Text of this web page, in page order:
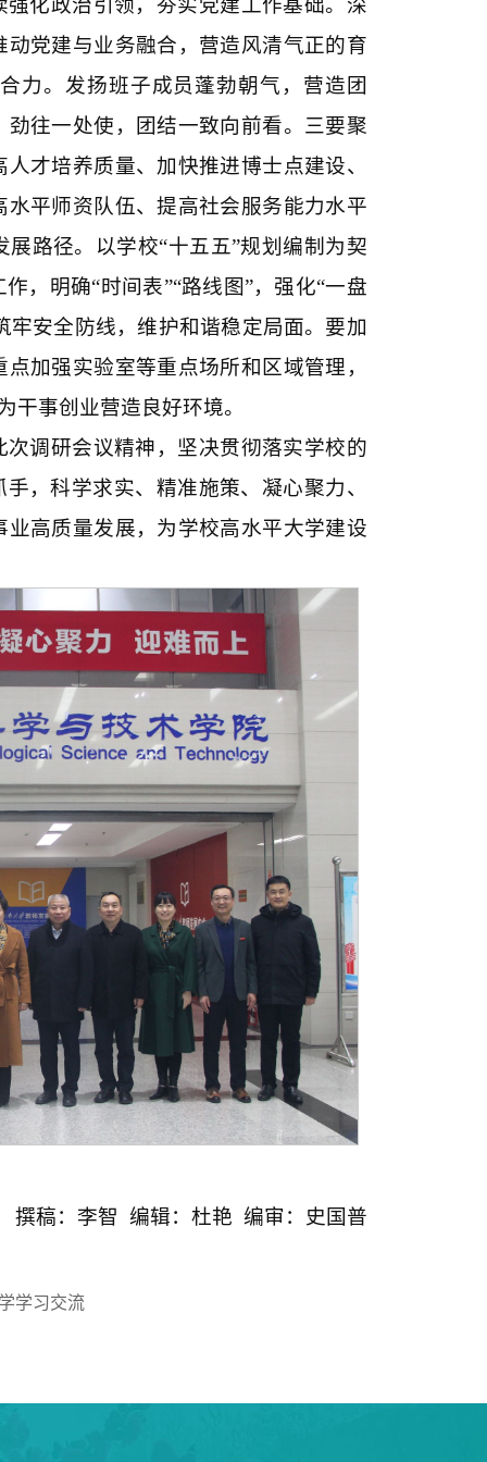
化政治引领，夯实党建工作基础。深
党建与业务融合，营造风清气正的育
力。发扬班子成员蓬勃朝气，营造团
往一处使，团结一致向前看。三要聚
才培养质量、加快推进博士点建设、
平师资队伍、提高社会服务能力水平
路径。以学校“十五五”规划编制为契
，明确“时间表”“路线图”，强化“一盘
牢安全防线，维护和谐稳定局面。要加
加强实验室等重点场所和区域管理，
干事创业营造良好环境。
调研会议精神，坚决贯彻落实学校的
，科学求实、精准施策、凝心聚力、
高质量发展，为学校高水平大学建设
撰稿：李智 编辑：杜艳 编审：史国普
学习交流